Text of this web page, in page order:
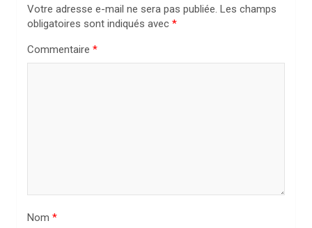
Votre adresse e-mail ne sera pas publiée. Les champs
obligatoires sont indiqués avec *
Commentaire *
Nom *